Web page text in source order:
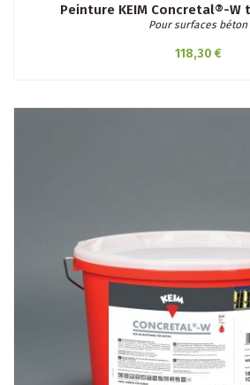
Peinture KEIM Concretal®-
Pour surfaces béton
118,30 €